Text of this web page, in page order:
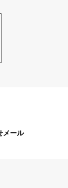
メール